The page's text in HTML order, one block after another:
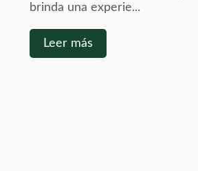
brinda una experie...
Leer más